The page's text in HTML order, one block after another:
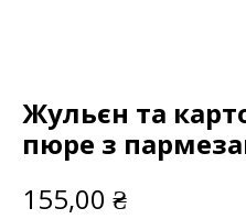
Жульєн та
пюре з
155,00 ₴